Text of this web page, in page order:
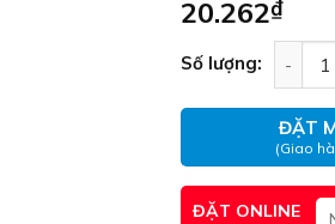
20.262₫
Số lượng: Dây
ĐẶT
(Giao
ĐẶT ONLINE